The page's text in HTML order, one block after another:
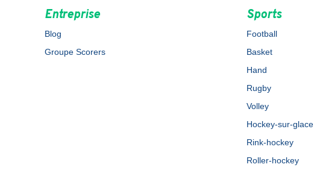
Entreprise
Blog
Groupe Scorers
Sports
Football
Basket
Hand
Rugby
Volley
Hockey-sur-glace
Rink-hockey
Roller-hockey